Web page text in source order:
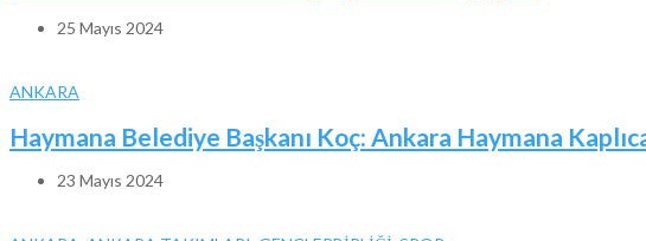
25 Mayıs 2024
ANKARA
Haymana Belediye Başkanı Koç: Ankara Haymana
23 Mayıs 2024